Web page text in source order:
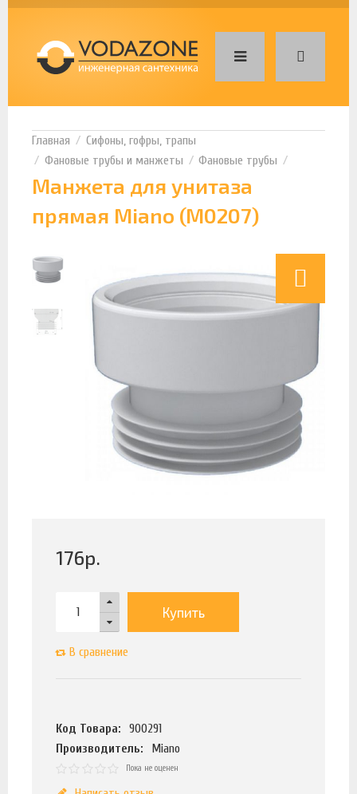
Сифоны, гофры, трапы
Фановые трубы и манжеты
Фановые трубы
Манжета для унитаза
прямая Miano (M0207)
176р.
Купить
В сравнение
Код Товара:
900291
Производитель:
Miano
Пока не оценен